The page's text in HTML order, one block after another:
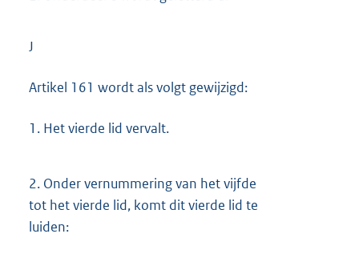
J
Artikel 161 wordt als volgt gewijzigd:
1. Het vierde lid vervalt.
2. Onder vernummering van het vijfde
tot het vierde lid, komt dit vierde lid te
luiden: